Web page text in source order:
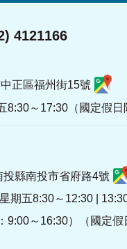
4121166
正區福州街15號
～17:30（國定假日
投縣南投市省府路4號
期五8:30～12:30 |
9:00～16:30）（國定假